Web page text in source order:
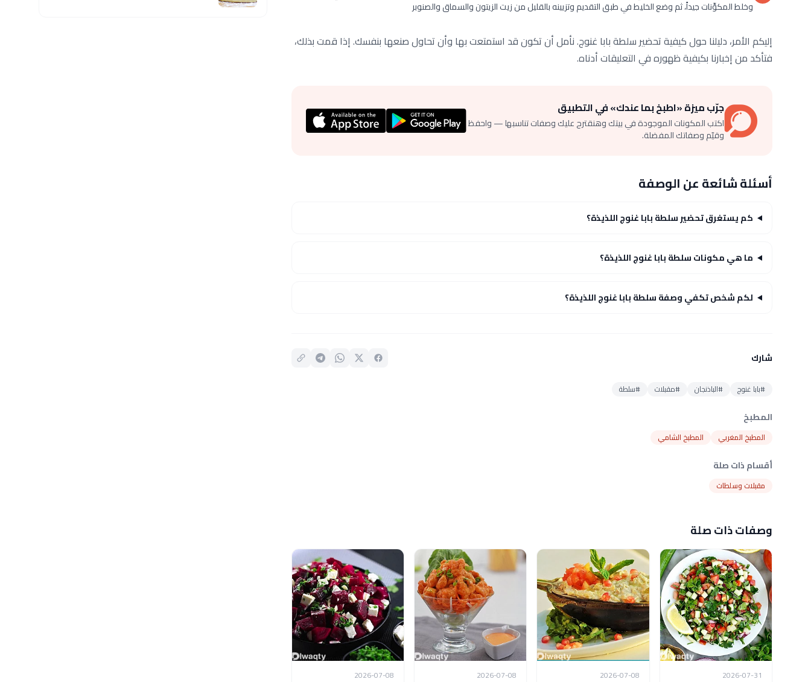
وخلط المكوِّنات جيداً، ثم وضع الخليط في طبق التقديم وتزيينه بالقليل من زيت الزيتون والسماق والصنوبر
إليكم الأمر، دليلنا حول كيفية تحضير سلطة بابا غنوج. نأمل أن تكون قد استمتعت بها وأن تحاول صنعها بنفسك. إذا قمت بذلك،
فتأكد من إخبارنا بكيفية ظهوره في التعليقات أدناه.
جرّب ميزة «اطبخ بما عندك» في التطبيق
اكتب المكونات الموجودة في بيتك وهنقترح عليك وصفات تناسبها — واحفظ
وقيّم وصفاتك المفضلة.
أسئلة شائعة عن الوصفة
كم يستغرق تحضير سلطة بابا غنوج اللذيذة؟
ما هي مكونات سلطة بابا غنوج اللذيذة؟
لكم شخص تكفي وصفة سلطة بابا غنوج اللذيذة؟
شارك
#بابا غنوج #الباذنجان #مقبلات #سلطة
المطبخ
المطبخ المغربي المطبخ الشامي
أقسام ذات صلة
مقبلات وسلطات
وصفات ذات صلة
2026-07-31
2026-07-08
2026-07-08
2026-07-08